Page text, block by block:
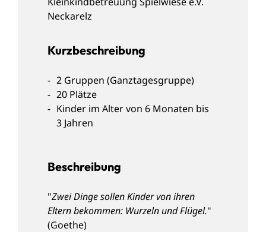
Kurzbeschreibung
2 Gruppen (Ganztagesgruppe)
20 Plätze
Kinder im Alter von 6 Monaten bis
3 Jahren
Beschreibung
"Zwei Dinge sollen Kinder von ihren
Eltern bekommen: Wurzeln und Flügel."
(Goethe)